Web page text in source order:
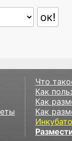
Что
Как
Как
Как